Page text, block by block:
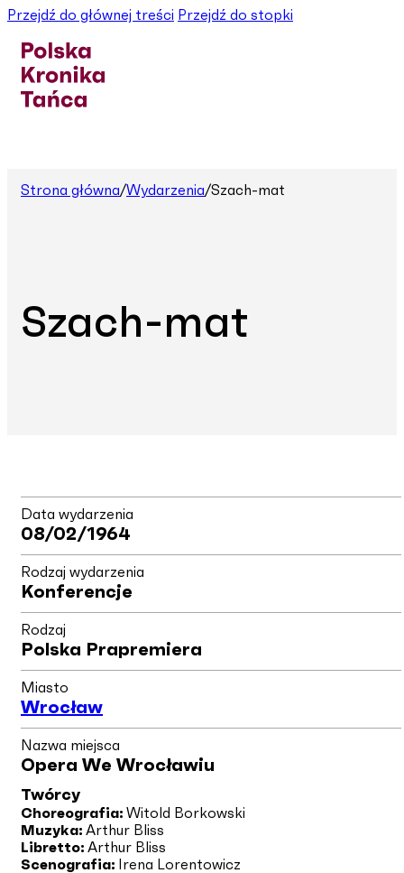
Przejdź do głównej treści Przejdź do stopki
Strona główna/Wydarzenia/Szach-mat
Szach-mat
Data wydarzenia
08/02/1964
Rodzaj wydarzenia
Konferencje
Rodzaj
Polska Prapremiera
Miasto
Wrocław
Nazwa miejsca
Opera We Wrocławiu
Twórcy
Choreografia: Witold Borkowski
Muzyka: Arthur Bliss
Libretto: Arthur Bliss
Scenografia:
Irena Lorentowicz